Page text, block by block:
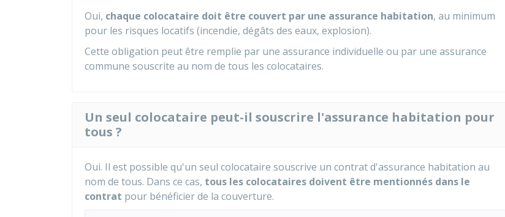
Oui, chaque colocataire doit être couvert par une assurance habitation, au minimum
pour les risques locatifs (incendie, dégâts des eaux, explosion).
Cette obligation peut être remplie par une assurance individuelle ou par une assurance
commune souscrite au nom de tous les colocataires.
Un seul colocataire peut-il souscrire l'assurance habitation pour
tous ?
Oui. Il est possible qu'un seul colocataire souscrive un contrat d'assurance habitation au
nom de tous. Dans ce cas, tous les colocataires doivent être mentionnés dans le
contrat pour bénéficier de la couverture.